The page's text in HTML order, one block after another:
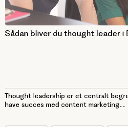
Sådan bliver du thought leader i
Thought leadership er et centralt
have succes med content marketing....